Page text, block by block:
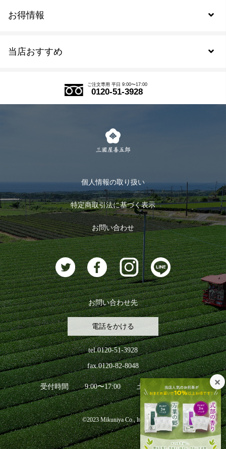
当店おすすめ
式部の香りシリーズ
お茶のギフト
おすすめのお茶
お茶に合うスイーツ
お得情報
会員規約について
ログイン
ログアウト
ご注文専用 平日 9:00〜17:00
0120-51-3928
個人情報の取り扱い
特定商取引法に基づく表示
お問い合わせ
お問い合わせ先
電話をかける
tel.0120-51-3928
fax.0120-82-8048
受付時間 9:00〜17:00 土日祝日を除く
©2023 Mikuniya Co., ltd.